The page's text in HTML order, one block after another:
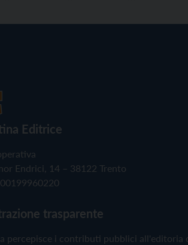
Editrice
Endrici, 14 – 38122 Trento
00199960220
trasparente
percepisce i contributi pubblici all'editoria